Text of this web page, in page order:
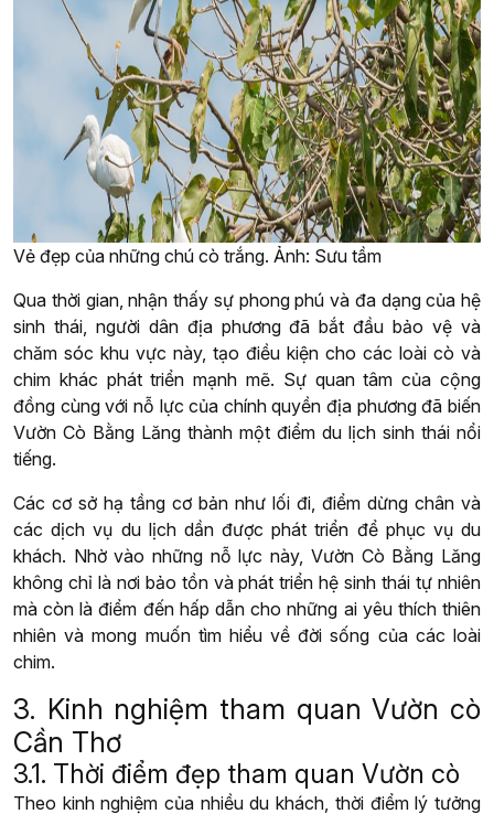
Vẻ đẹp của những chú cò trắng. Ảnh: Sưu tầm
Qua thời gian, nhận thấy sự phong phú và đa dạng của hệ
sinh thái, người dân địa phương đã bắt đầu bảo vệ và
chăm sóc khu vực này, tạo điều kiện cho các loài cò và
chim khác phát triển mạnh mẽ. Sự quan tâm của cộng
đồng cùng với nỗ lực của chính quyền địa phương đã biến
Vườn Cò Bằng Lăng thành một điểm du lịch sinh thái nổi
tiếng.
Các cơ sở hạ tầng cơ bản như lối đi, điểm dừng chân và
các dịch vụ du lịch dần được phát triển để phục vụ du
khách. Nhờ vào những nỗ lực này, Vườn Cò Bằng Lăng
không chỉ là nơi bảo tồn và phát triển hệ sinh thái tự nhiên
mà còn là điểm đến hấp dẫn cho những ai yêu thích thiên
nhiên và mong muốn tìm hiểu về đời sống của các loài
chim.
3. Kinh nghiệm tham quan Vườn cò
Cần Thơ
3.1. Thời điểm đẹp tham quan Vườn cò
Theo kinh nghiệm của nhiều du khách, thời điểm lý tưởng